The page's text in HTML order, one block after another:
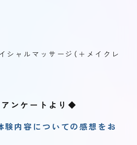
シャルマッサージ（＋メイクレ
ンケートより◆
験内容についての感想をお